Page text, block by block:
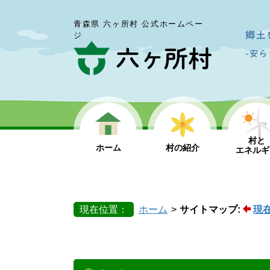
青森県 六ヶ所村 公式ホームペー
ジ
ホーム 村の紹介
村と
エネル
現在位置： ホーム サイトマップ: 現